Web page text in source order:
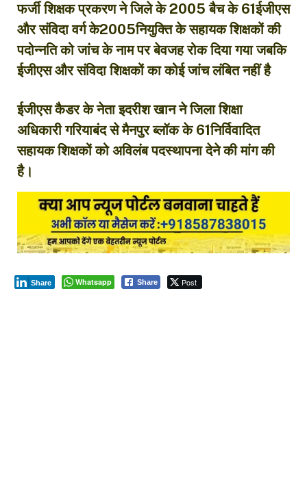
फर्जी शिक्षक प्रकरण ने जिले के 2005 बैच के 61ईजीएस
और संविदा वर्ग के2005नियुक्ति के सहायक शिक्षकों की
पदोन्नति को जांच के नाम पर बेवजह रोक दिया गया जबकि
ईजीएस और संविदा शिक्षकों का कोई जांच लंबित नहीं है
ईजीएस कैडर के नेता इदरीश खान ने जिला शिक्षा
अधिकारी गरियाबंद से मैनपुर ब्लॉक के 61निर्विवादित
सहायक शिक्षकों को अविलंब पदस्थापना देने की मांग की
है।
Whatsapp Share Post
Share